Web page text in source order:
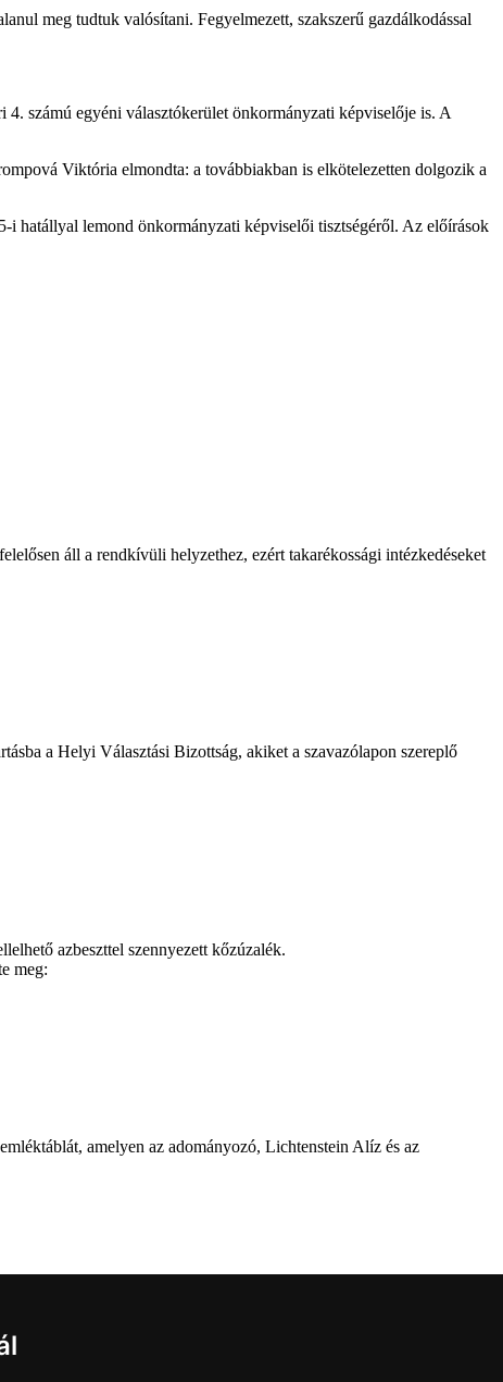
meg tudtuk valósítani. Fegyelmezett, szakszerű gazdálkodással
számú egyéni választókerület önkormányzati képviselője is. A
Viktória elmondta: a továbbiakban is elkötelezetten dolgozik a
i hatállyal lemond önkormányzati képviselői tisztségéről. Az előírások
áll a rendkívüli helyzethez, ezért takarékossági intézkedéseket
a Helyi Választási Bizottság, akiket a szavazólapon szereplő
azbeszttel szennyezett kőzúzalék.
meg:
amelyen az adományozó, Lichtenstein Alíz és az
a Dévai utca elején. A parkavatót július 8-án tartották meg.